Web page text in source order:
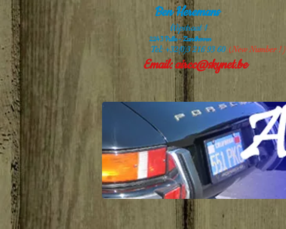
Ben Heremans
Wipstraat 1
2243 Pulle - Zandhoven
Tel: +32(0)3 216 93 60 (New Number ! )
Email:aircc@skynet.be